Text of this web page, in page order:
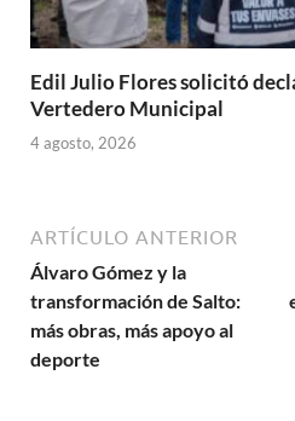
Edil Julio Flores solicitó
Vertedero Municipal
4 agosto, 2026
ARTÍCULO ANTERIOR
Álvaro Gómez y la
transformación de Salto:
más obras, más apoyo al
deporte